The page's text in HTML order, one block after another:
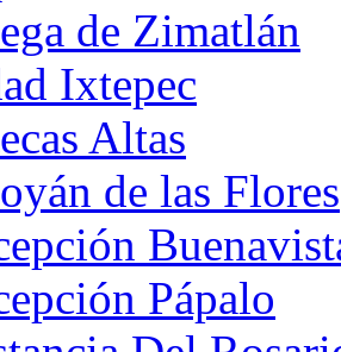
de Zimatlán
Ixtepec
Altas
de las Flores
Pápalo